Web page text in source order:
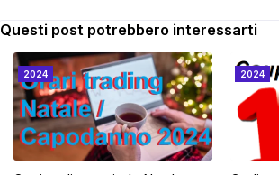
Questi post potrebbero interessarti
2024 2024